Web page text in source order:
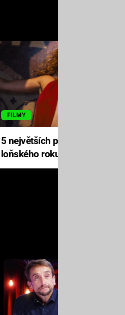
FILMY
5 největších propadáků
loňského roku: Disney na
jediné katastrofě prodělal 200